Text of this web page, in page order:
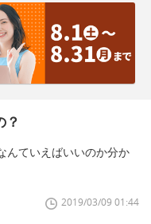
？
んていえばいいのか分か
2019/03/09 01:44